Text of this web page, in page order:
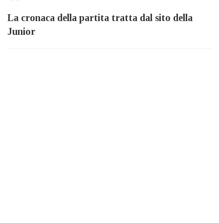
La cronaca della partita tratta dal sito della
Junior